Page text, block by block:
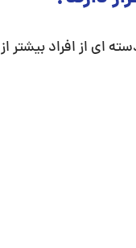
ای از افراد بیشتر از